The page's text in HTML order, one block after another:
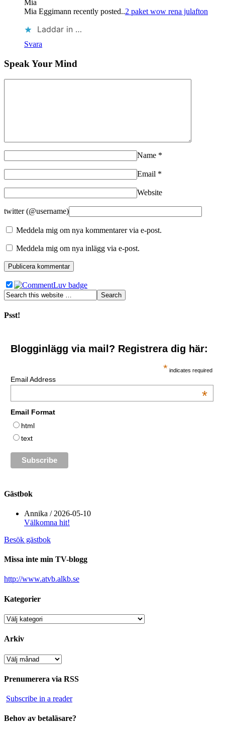
Mia
Mia Eggimann recently posted..2 paket wow rena julafton
Laddar in …
Svara
Speak Your Mind
Name *
Email *
Website
twitter (@username)
Meddela mig om nya kommentarer via e-post.
Meddela mig om nya inlägg via e-post.
Psst!
Blogginlägg via mail? Registrera dig här:
* indicates required
Email Address
*
Email Format
html
text
Gästbok
Annika / 2026-05-10
Välkomna hit!
Besök gästbok
Missa inte min TV-blogg
http://www.atvb.alkb.se
Kategorier
Kategorier
Arkiv
Arkiv
Prenumerera via RSS
Subscribe in a reader
Behov av betaläsare?